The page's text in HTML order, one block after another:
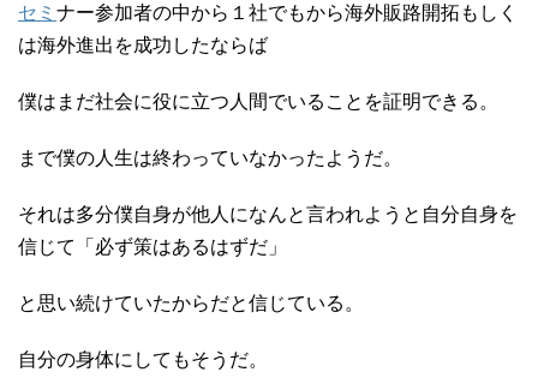
セミ ナー参加者の中から１社でもから海外販路開拓もしく
は海外進出を成功したならば
僕はまだ社会に役に立つ人間でいることを証明できる。
まで僕の人生は終わっていなかったようだ。
それは多分僕自身が他人になんと言われようと自分自身を
信じて「必ず策はあるはずだ」
と思い続けていたからだと信じている。
自分の身体にしてもそうだ。